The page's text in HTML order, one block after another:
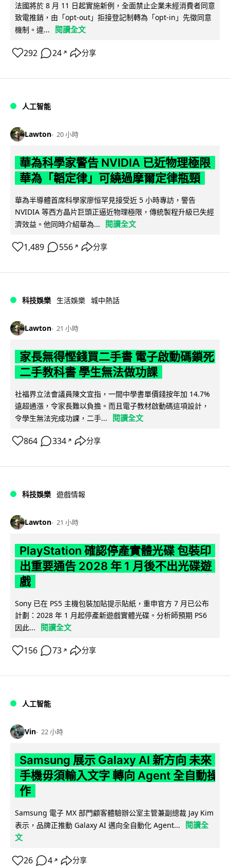
法國將於 8 月 11 日起實施新例，全面禁止企業未經消費者同意
致電推銷，由「opt-out」拒接登記制轉為「opt-in」先徵同意
機制。違...
閱讀全文
292 24 ↗ 分享
人工智能
Lawton 20 小時
華為科學家警告 NVIDIA 已近物理極限
華為「韜定律」可繞過摩爾定律瓶頸
華為半導體首席科學家廖恒罕見接受近 5 小時專訪，警告
NVIDIA 等西方晶片巨頭正逼近物理極限，傳統製程升級已失經
濟效益。他同時介紹華為...
閱讀全文
1,489 556 ↗ 分享
科技娛樂 生活娛樂 城中熱話
Lawton 21 小時
家長無得慳錢買二手書 電子啟動碼鎖死
二手教科書 學生無法做功課
社福界立法會議員陳文宜指，一間中學書單價錢按年加 14.7%
遠超通漲，令家長難以負擔。而且電子教材啟動碼這項設計，
令學生無法完成功課，二手...
閱讀全文
864 334 ↗ 分享
科技娛樂 遊戲情報
Lawton 21 小時
PlayStation 確認停產實體光碟 包裝印
出重要通告 2028 年 1 月後不出光碟遊
戲
Sony 已在 PS5 主機包裝加貼提示貼紙，重申官方 7 月已公布
計劃：2028 年 1 月起停產新遊戲實體光碟。分析師預期 PS6
因此...
閱讀全文
156 73 ↗ 分享
人工智能
Vin 22 小時
Samsung 展示 Galaxy AI 新方向 未來
手機毋須輸入文字 轉向 Agent 全自動操
作
Samsung 電子 MX 部門顧客體驗辦公室主管兼副總裁 Jay Kim
表示，品牌正推動 Galaxy AI 邁向全自動化 Agent...
閱讀全
文
26 4 ↗ 分享